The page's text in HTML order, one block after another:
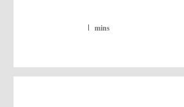
mins